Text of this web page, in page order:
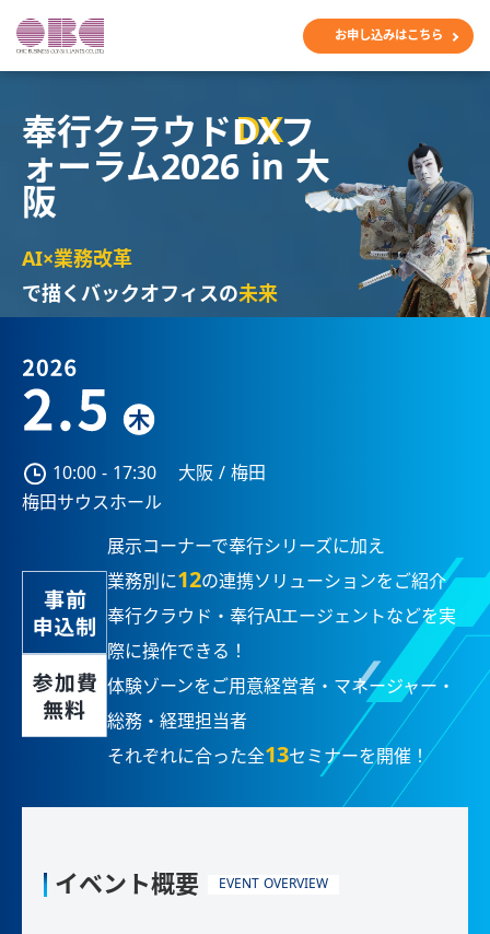
お申し込みはこちら
奉行クラウド DXフ
ォーラム2026 in 大
阪
AI×業務改革
で描くバックオフィスの未来
10:00 - 17:30
大阪 / 梅田
梅田サウスホール
展示コーナーで奉行シリーズに加え
業務別に12の連携ソリューションをご紹介
奉行クラウド・奉行AIエージェントなどを実
際に操作できる！
体験ゾーンをご用意経営者・マネージャー・
総務・経理担当者
それぞれに合った全13セミナーを開催！
イベント概要 EVENT OVERVIEW